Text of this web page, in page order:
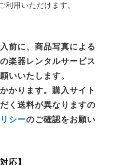
利用いただけます。
前に、商品写真による
楽器レンタルサービス
いいたします。
かります。購入サイト
く送料が異なりますの
シーのご確認をお願い
応】